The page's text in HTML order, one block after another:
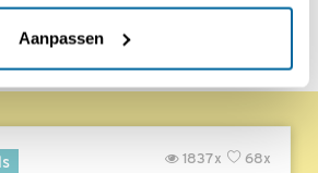
Aanpassen
68x
1837x